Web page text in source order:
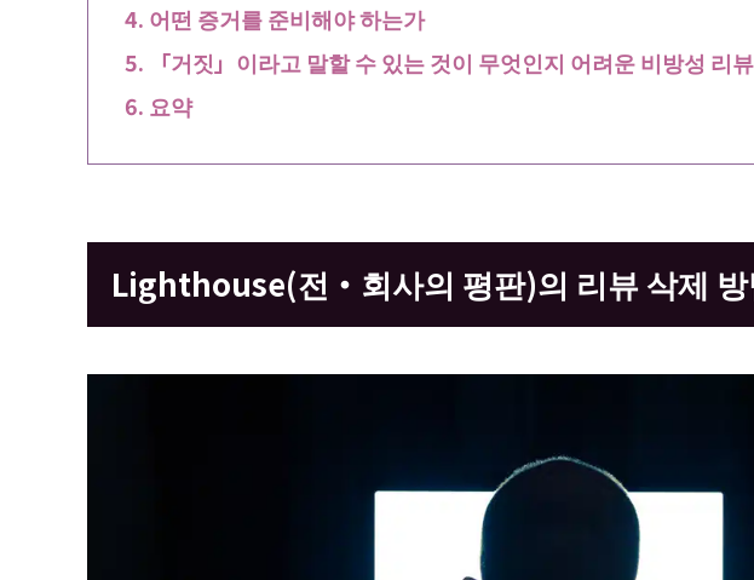
어떤 증거를 준비해야 하는가
「거짓」이라고 말할 수 있는 것이 무엇인지 어려운 비방성 리
요약
Lighthouse(전・회사의 평판)의 리뷰 삭제 방